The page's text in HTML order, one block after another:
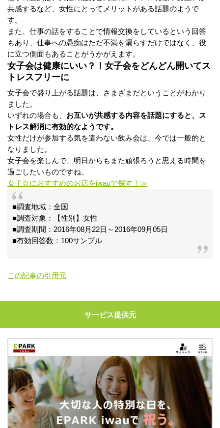
共感するなど、女性にとってメリットがある話題のようで
す。
また、仕事の話をすることで情報交換をしているという回答
もあり、仕事への愚痴はただ不満を漏らすだけではなく、役
に立つ側面もあることがうかがえます。
女子会は健康にいい？！女子会をどんどん開いてス
トレスフリーに
女子会で盛り上がる話題は、さまざまだということがわかり
ました。
いずれの場合も、 お互いが共感する内容を話題にすると、ス
トレス解消に有効的なようです。
女性だけが参加する気を遣わない飲み会は、今では一般的と
なりました。
女子会を楽しんで、明日からもまた頑張ろうと思える時間を
過ごしたいものですね。
女子会におすすめのお店をiwauで探す！≫
■調査地域：全国
■調査対象：【性別】女性
■調査期間：2016年08月22日～2016年09月05日
■有効回答数：100サンプル
この記事の引用元
サービス提供元